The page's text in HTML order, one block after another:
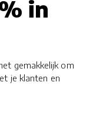
in
gemakkelijk om
je klanten en